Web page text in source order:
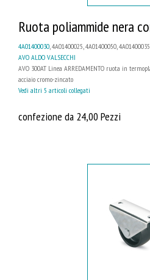
Ruota poliammide nera
4A01400030, 4A01400025, 4A01400050,
AVO ALDO VALSECCHI
AVO 300AT Linea ARREDAMENTO ruota in
acciaio cromo-zincato
Vedi altri 5 articoli collegati
confezione da 24,00 Pezzi